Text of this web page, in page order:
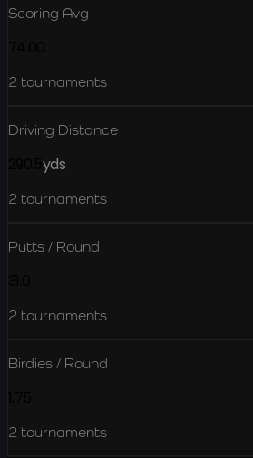
Scoring Avg
2 tournaments
Driving Distance
yds
2 tournaments
Putts / Round
2 tournaments
Birdies / Round
2 tournaments